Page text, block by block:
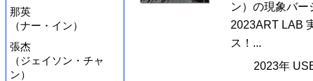
那英
（ナー・イン）
張杰
（ジェイソン・チャ
ン）
ン）の現象バ
2023ART LAB
ス！...
2023年